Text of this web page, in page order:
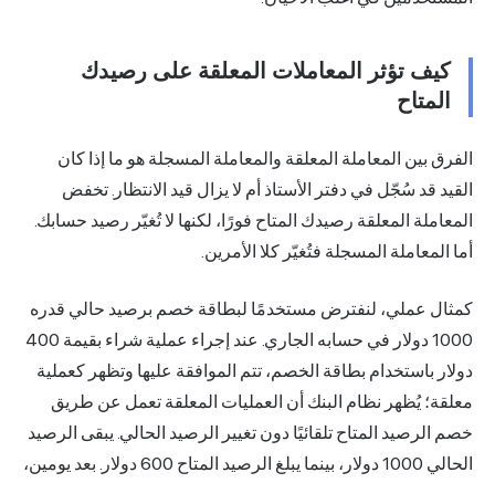
كيف تؤثر المعاملات المعلقة على رصيدك
المتاح
الفرق بين المعاملة المعلقة والمعاملة المسجلة هو ما إذا كان
القيد قد سُجّل في دفتر الأستاذ أم لا يزال قيد الانتظار. تخفض
المعاملة المعلقة رصيدك المتاح فورًا، لكنها لا تُغيّر رصيد حسابك.
أما المعاملة المسجلة فتُغيّر كلا الأمرين.
كمثال عملي، لنفترض مستخدمًا لبطاقة خصم برصيد حالي قدره
1000 دولار في حسابه الجاري. عند إجراء عملية شراء بقيمة 400
دولار باستخدام بطاقة الخصم، تتم الموافقة عليها وتظهر كعملية
معلقة؛ يُظهر نظام البنك أن العمليات المعلقة تعمل عن طريق
خصم الرصيد المتاح تلقائيًا دون تغيير الرصيد الحالي. يبقى الرصيد
الحالي 1000 دولار، بينما يبلغ الرصيد المتاح 600 دولار. بعد يومين،